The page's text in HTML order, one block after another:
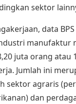
sektor
data
manufaktur
juta orang atau
Jumlah ini
sektor agraris
dan